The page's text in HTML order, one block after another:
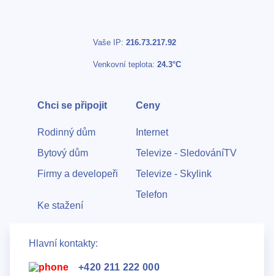
Vaše IP: 216.73.217.92
Venkovní teplota: 24.3°C
Chci se připojit
Rodinný dům
Bytový dům
Firmy a developeři
Ke stažení
Ceny
Internet
Televize - SledováníTV
Televize - Skylink
Telefon
Hlavní kontakty:
+420 211 222 000